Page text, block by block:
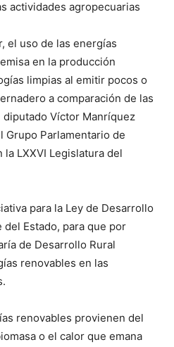
actividades agropecuarias
el uso de las energías
en la producción
limpias al emitir pocos o
a comparación de las
Víctor Manríquez
Grupo Parlamentario de
LXXVI Legislatura del
para la Ley de Desarrollo
Estado, para que por
de Desarrollo Rural
renovables en las
renovables provienen del
o el calor que emana